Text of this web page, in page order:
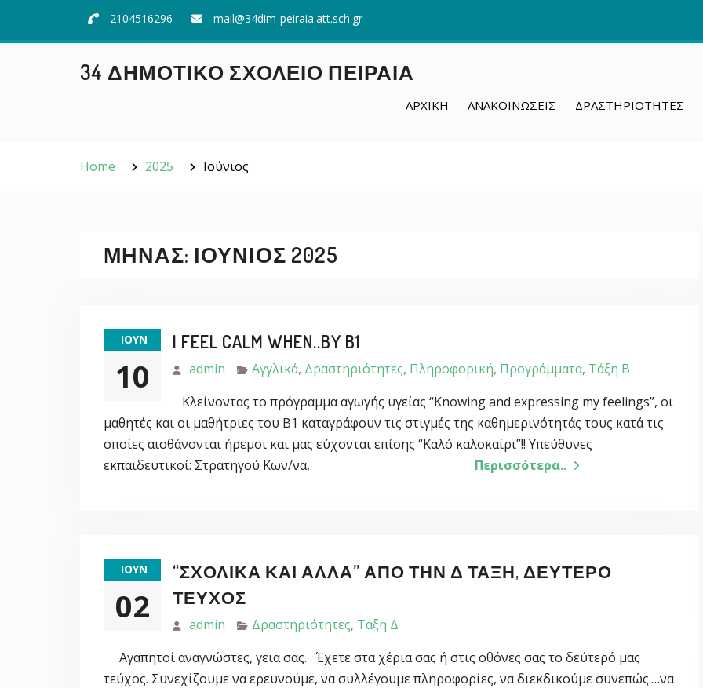
2104516296 mail@34dim-peiraia.att.sch.gr
34 ΔΗΜΟΤΙΚΌ ΣΧΟΛΕΊΟ ΠΕΙΡΑΙΆ
ΑΡΧΙΚΉ ΑΝΑΚΟΙΝΏΣΕΙΣ ΔΡΑΣΤΗΡΙΌΤΗΤΕΣ
Home 2025 Ιούνιος
ΜΉΝΑΣ: ΙΟΎΝΙΟΣ 2025
ΙΟΎΝ
10
I FEEL CALM WHEN..BY B1
admin Αγγλικά, Δραστηριότητες, Πληροφορική, Προγράμματα, Τάξη Β
Κλείνοντας το πρόγραμμα αγωγής υγείας “Knowing and expressing my feelings”, οι
μαθητές και οι μαθήτριες του Β1 καταγράφουν τις στιγμές της καθημερινότητάς τους κατά τις
οποίες αισθάνονται ήρεμοι και μας εύχονται επίσης “Καλό καλοκαίρι”!! Υπεύθυνες
εκπαιδευτικοί: Στρατηγού Κων/να,
Περισσότερα..
ΙΟΎΝ
02
“ΣΧΟΛΙΚΆ ΚΑΙ ΆΛΛΑ” ΑΠΌ ΤΗΝ Δ ΤΆΞΗ, ΔΕΎΤΕΡΟ
ΤΕΎΧΟΣ
admin Δραστηριότητες, Τάξη Δ
Αγαπητοί αναγνώστες, γεια σας. Έχετε στα χέρια σας ή στις οθόνες σας το δεύτερό μας
τεύχος. Συνεχίζουμε να ερευνούμε, να συλλέγουμε πληροφορίες, να διεκδικούμε συνεπώς.…να